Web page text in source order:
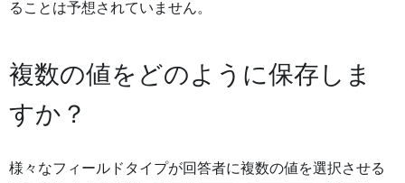
ることは予想されていません。
複数の値をどのように保存しま
すか？
様々なフィールドタイプが回答者に複数の値を選択させる